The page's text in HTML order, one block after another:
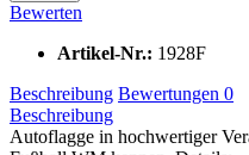
Bewerten
Artikel-Nr.: 1928F
Beschreibung Bewertungen 0
Beschreibung
Autoflagge in hochwertiger